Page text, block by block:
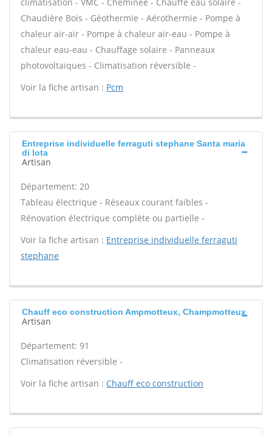
Chaudière Bois - Géothermie - Aérothermie - Pompe à
chaleur air-air - Pompe à chaleur air-eau - Pompe à
chaleur eau-eau - Chauffage solaire - Panneaux
photovoltaïques - Climatisation réversible -
Voir la fiche artisan : Pcm
Entreprise individuelle ferraguti stephane Santa maria
di lota
Artisan
Département: 20
Tableau électrique - Réseaux courant faibles -
Rénovation électrique complète ou partielle -
Voir la fiche artisan : Entreprise individuelle ferraguti
stephane
Chauff eco construction Ampmotteux, Champmotteux
Artisan
Département: 91
Climatisation réversible -
Voir la fiche artisan : Chauff eco construction